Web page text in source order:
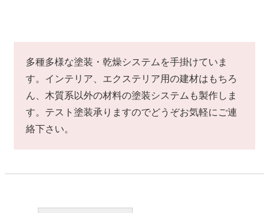
多種多様な塗装・乾燥システムを手掛けていま
す。インテリア、エクステリア用の建材はもちろ
ん、木質系以外の材料の塗装システムも製作しま
す。テスト塗装承りますのでどうぞお気軽にご連
絡下さい。